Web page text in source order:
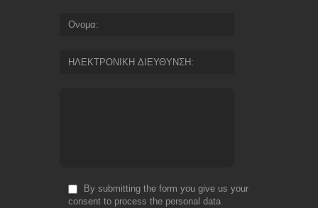
Ονομα
ΗΛΕΚΤΡΟΝΙΚΗ ΔΙΕΥΘΥΝΣΗ
By submitting the form you give us your
consent to process the personal data